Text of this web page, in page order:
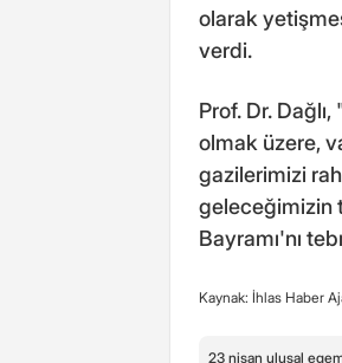
olarak
verdi.
Prof. Dr.
olmak üzere,
gazilerimizi
geleceğimizin
Bayramı'nı
Kaynak: İhlas Haber
23 nisan ulusal